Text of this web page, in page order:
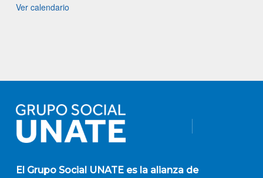
Ver calendario
El Grupo Social UNATEes la alianza de